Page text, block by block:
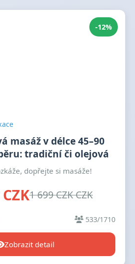
-12%
masáž v délce 45–90
tradiční či olejová
dopřejte si masáže!
1 699 CZK CZK
533/1710
Zobrazit detail